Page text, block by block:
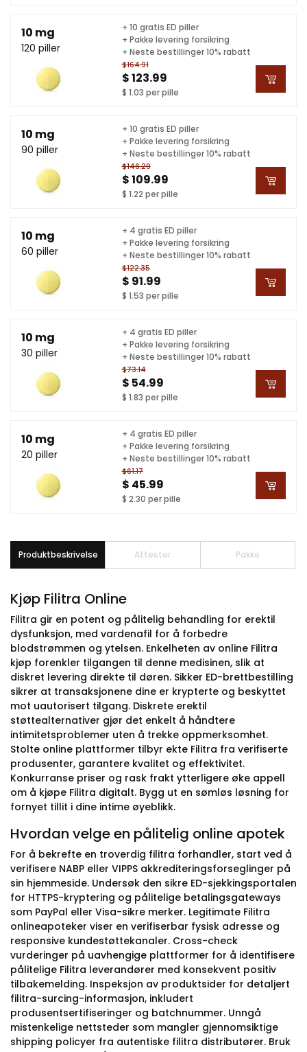
10 mg
120 piller
$164.91
$ 123.99
$ 1.03 per pille
+ 10 gratis ED piller
+ Pakke levering forsikring
+ Neste bestillinger 10% rabatt
10 mg
90 piller
$146.29
$ 109.99
$ 1.22 per pille
+ 10 gratis ED piller
+ Pakke levering forsikring
+ Neste bestillinger 10% rabatt
10 mg
60 piller
$122.35
$ 91.99
$ 1.53 per pille
+ 4 gratis ED piller
+ Pakke levering forsikring
+ Neste bestillinger 10% rabatt
10 mg
30 piller
$73.14
$ 54.99
$ 1.83 per pille
+ 4 gratis ED piller
+ Pakke levering forsikring
+ Neste bestillinger 10% rabatt
10 mg
20 piller
$61.17
$ 45.99
$ 2.30 per pille
+ 4 gratis ED piller
+ Pakke levering forsikring
+ Neste bestillinger 10% rabatt
Produktbeskrivelse Attester Pakke
Kjøp Filitra Online
Filitra gir en potent og pålitelig behandling for erektil
dysfunksjon, med vardenafil for å forbedre
blodstrømmen og ytelsen. Enkelheten av online Filitra
kjøp forenkler tilgangen til denne medisinen, slik at
diskret levering direkte til døren. Sikker ED-brettbestilling
sikrer at transaksjonene dine er krypterte og beskyttet
mot uautorisert tilgang. Diskrete erektil
støttealternativer gjør det enkelt å håndtere
intimitetsproblemer uten å trekke oppmerksomhet.
Stolte online plattformer tilbyr ekte Filitra fra verifiserte
produsenter, garantere kvalitet og effektivitet.
Konkurranse priser og rask frakt ytterligere øke appell
om å kjøpe Filitra digitalt. Bygg ut en sømløs løsning for
fornyet tillit i dine intime øyeblikk.
Hvordan velge en pålitelig online apotek
For å bekrefte en troverdig filitra forhandler, start ved å
verifisere NABP eller VIPPS akkrediteringsforseglinger på
sin hjemmeside. Undersøk den sikre ED-sjekkingsportalen
for HTTPS-kryptering og pålitelige betalingsgateways
som PayPal eller Visa-sikre merker. Legitimate Filitra
onlineapoteker viser en verifiserbar fysisk adresse og
responsive kundestøttekanaler. Cross-check
vurderinger på uavhengige plattformer for å identifisere
pålitelige Filitra leverandører med konsekvent positiv
tilbakemelding. Inspeksjon av produktsider for detaljert
filitra-surcing-informasjon, inkludert
produsentsertifiseringer og batchnummer. Unngå
mistenkelige nettsteder som mangler gjennomsiktige
shipping policyer fra autentiske filitra distributører. Bruk